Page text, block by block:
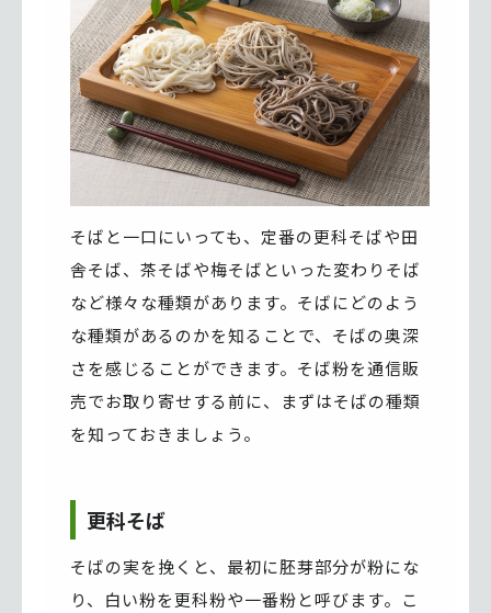
そばと一口にいっても、定番の更科そばや田
舎そば、茶そばや梅そばといった変わりそば
など様々な種類があります。そばにどのよう
な種類があるのかを知ることで、そばの奥深
さを感じることができます。そば粉を通信販
売でお取り寄せする前に、まずはそばの種類
を知っておきましょう。
更科そば
そばの実を挽くと、最初に胚芽部分が粉にな
り、白い粉を更科粉や一番粉と呼びます。こ